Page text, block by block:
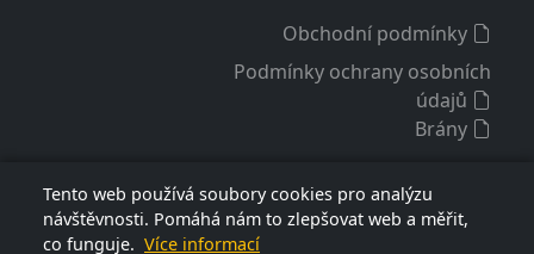
Obchodní podmínky
Podmínky ochrany osobních
údajů
Brány
Tento web používá soubory cookies pro analýzu
návštěvnosti. Pomáhá nám to zlepšovat web a měřit,
co funguje. Více informací